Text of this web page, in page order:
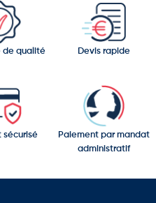
figurent :
également un atout
de qualité Devis rapide
sécurisé
Paiement par mandat
administratif